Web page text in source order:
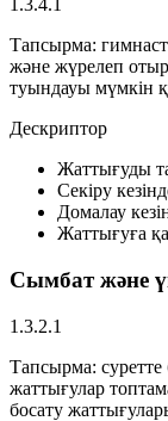
1.3.4.1
Тапсырма:
және жүрелеп
туындауы мүмкін
Дескриптор
Жаттығуды
Секіру
Домалау
Жаттығуға
Сымбат және
1.3.2.1
Тапсырма:
жаттығулар
босату